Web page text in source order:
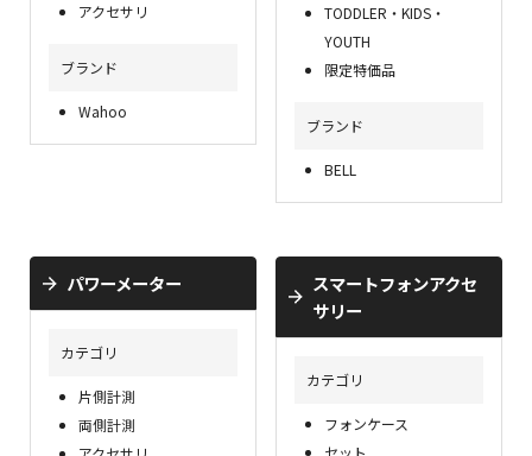
アクセサリ
ブランド
Wahoo
TODDLER・KIDS・
YOUTH
限定特価品
ブランド
BELL
パワーメーター
カテゴリ
片側計測
両側計測
スマートフォンアクセ
サリー
カテゴリ
フォンケース
セット